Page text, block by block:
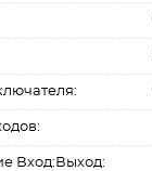
Вход:Выход: